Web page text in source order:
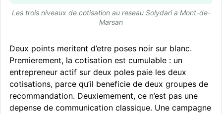
Les trois niveaux de cotisation au reseau Solydari a Mont-de-
Marsan
Deux points meritent d’etre poses noir sur blanc.
Premierement, la cotisation est cumulable : un
entrepreneur actif sur deux poles paie les deux
cotisations, parce qu’il beneficie de deux groupes de
recommandation. Deuxiemement, ce n’est pas une
depense de communication classique. Une campagne